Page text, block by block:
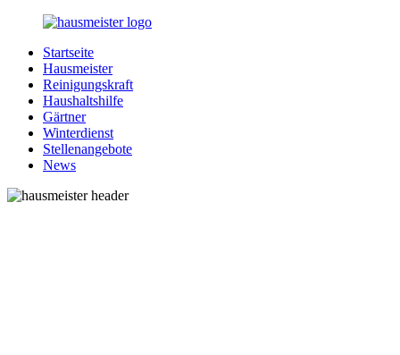
Zurück
Inhalt
Hausmeister.de
Alles
rund
Ihren
Haushalt
Startseite
Hausmeister
Reinigungskraft
Haushaltshilfe
Gärtner
Winterdienst
Stellenangebote
News